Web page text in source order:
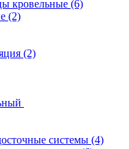
кровельные (6)
(2)
(2)
системы (4)